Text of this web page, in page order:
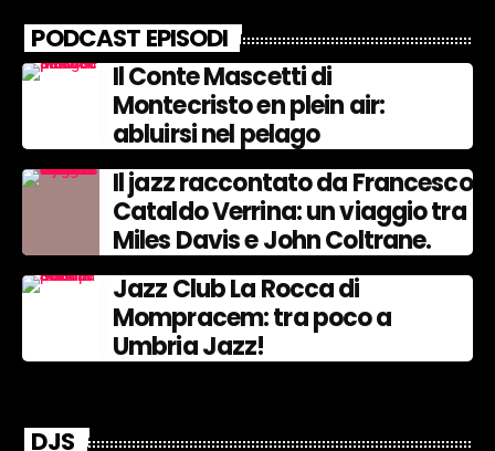
PODCAST EPISODI
Il Conte Mascetti di
Montecristo en plein air:
abluirsi nel pelago
Il jazz raccontato da Francesco
Cataldo Verrina: un viaggio tra
Miles Davis e John Coltrane.
Jazz Club La Rocca di
Mompracem: tra poco a
Umbria Jazz!
DJS